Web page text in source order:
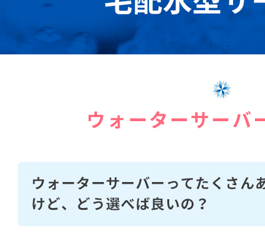
・WEBメディア「Collect.」に紹介されまし
・WEBメディア「モラタメチョイス」に紹介
・WEBメディア「Pickys」に紹介されました
・WEBメディア「ミズラボ」に紹介されまし
・WEBメディア「水のある暮らし/浄水型」
・WEBメディア「ミラノマガジン」に紹介さ
・WEBメディア「ウォーターサーバー研究
12月25日)
・WEBメディア「Mizu-Cool」に紹介されま